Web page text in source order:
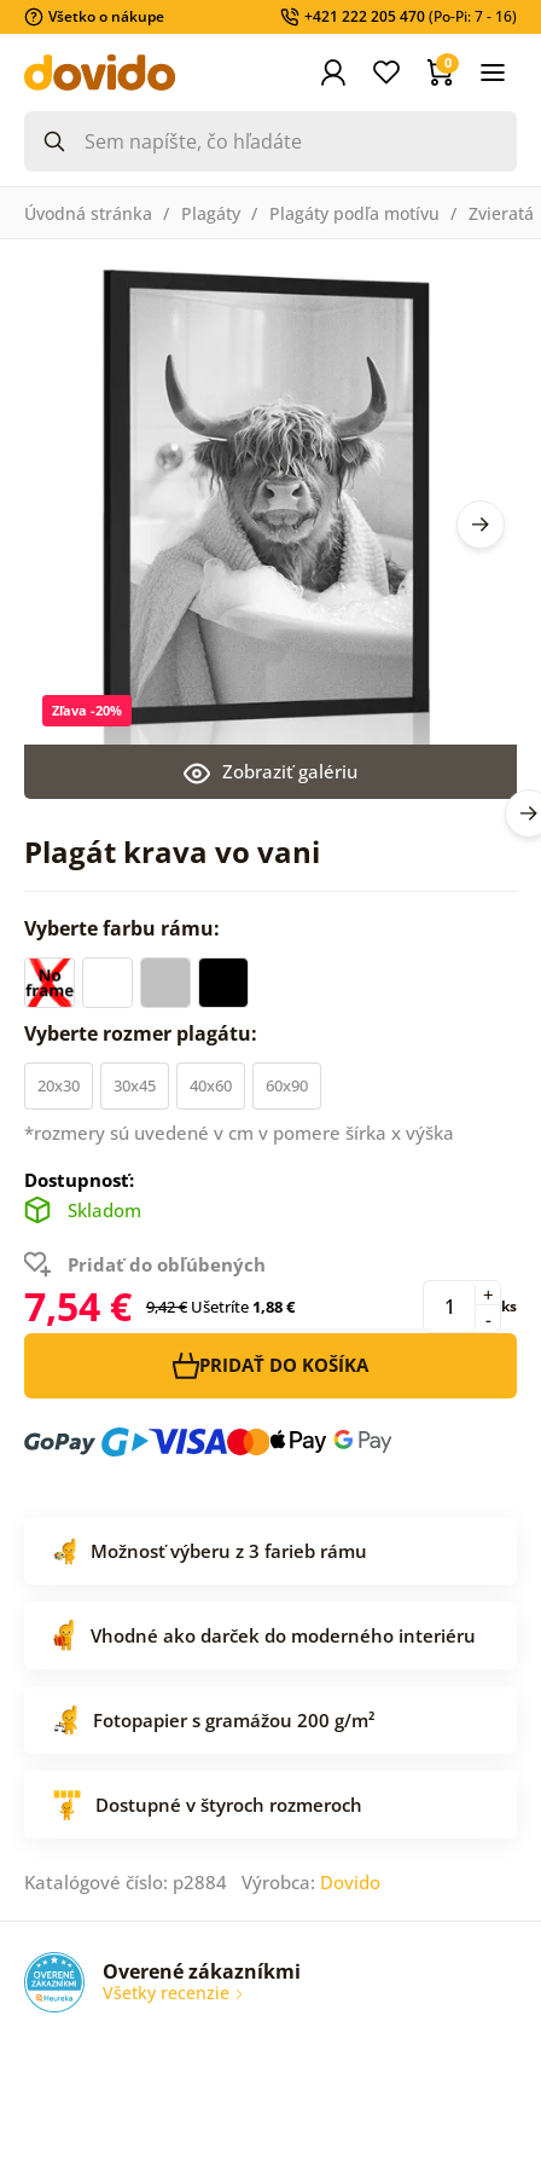
Všetko o nákupe +421 222 205 470(Po-Pi: 7 - 16)
0
Úvodná stránka Plagáty Plagáty podľa motívu Zvieratá
Plagát krava vo vani
Zobraziť galériu
Zľava -20%
Vyberte farbu rámu:
Vyberte rozmer plagátu:
20x30 30x45 40x60 60x90
*rozmery sú uvedené v cm v pomere šírka x výška
Dostupnosť:
Skladom
Pridať do obľúbených
7,54 € 9,42 € Ušetríte1,88 € -
+ ks
PRIDAŤ DO KOŠÍKA
Možnosť výberu z 3 farieb rámu
Vhodné ako darček do moderného interiéru
Fotopapier s gramážou 200 g/m²
Dostupné v štyroch rozmeroch
Katalógové číslo: p2884 Výrobca: Dovido
Overené zákazníkmi
Všetky recenzie